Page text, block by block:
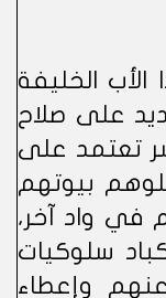
الخليفة
على صلاح
تعتمد على
بيوتهم
في واد آخر،
سلوكيات
وإعطاء